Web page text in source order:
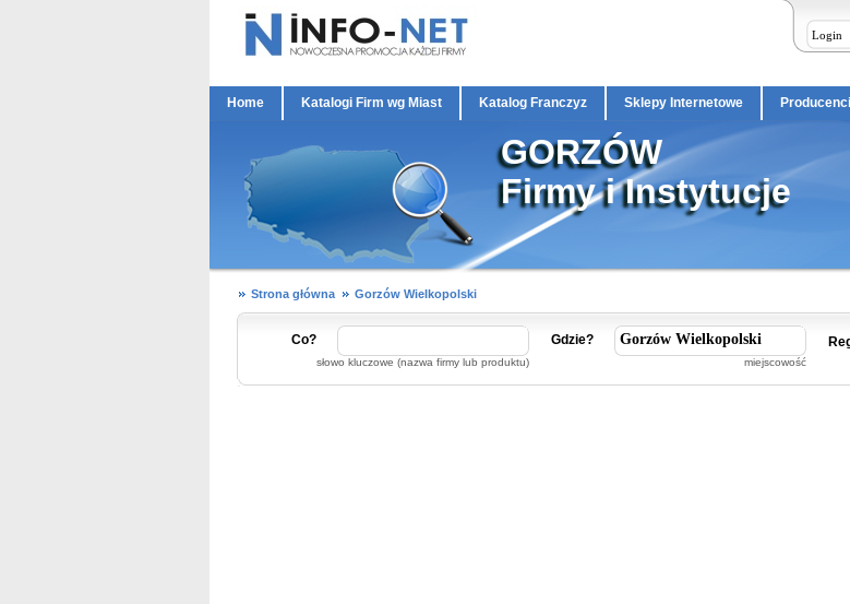
Home Katalogi Firm wg Miast Katalog Franczyz Sklepy Internetowe Producenci
GORZÓW
Firmy i Instytucje
Strona główna Gorzów Wielkopolski
Co?
słowo kluczowe (nazwa firmy lub produktu)
Gdzie?
miejscowość